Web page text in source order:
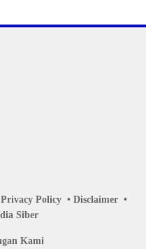
Privacy Policy
Disclaimer
Siber
Kami